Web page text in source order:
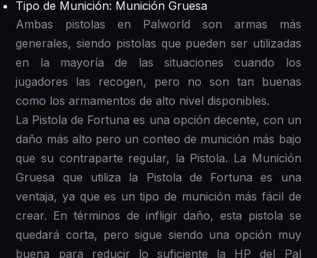
Tipo de Munición: Munición Gruesa
Ambas pistolas en Palworld son armas más
generales, siendo pistolas que pueden ser utilizadas
en la mayoría de las situaciones cuando los
jugadores las recogen, pero no son tan buenas
como los armamentos de alto nivel disponibles.
La Pistola de Fortuna es una opción decente, con un
daño más alto pero un conteo de munición más bajo
que su contraparte regular, la Pistola. La Munición
Gruesa que utiliza la Pistola de Fortuna es una
ventaja, ya que es un tipo de munición más fácil de
crear. En términos de infligir daño, esta pistola se
quedará corta, pero sigue siendo una opción muy
buena para reducir lo suficiente la HP del Pal